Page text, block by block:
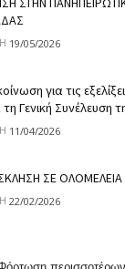
19/05/2026
για τις
Γενική Συνέλευση
11/04/2026
ΣΕ ΟΛΟΜΕΛΕΙΑ
22/02/2026